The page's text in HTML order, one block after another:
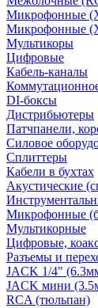
Микрофонные
Микрофонные
Мультикоры
Цифровые
Кабель-каналы
DI-боксы
Дистрибьютеры
Патчпанели,
Силовое
Сплиттеры
Кабели в бухтах
Акустические
Микрофонные
Мультикорные
Цифровые,
Разъемы и
JACK 1/4"
JACK мини
RCA (тюльпан)